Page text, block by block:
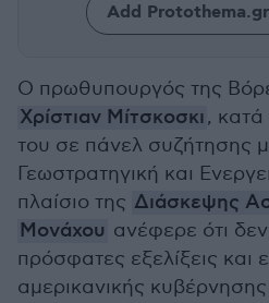
Add
Ο πρωθυπουργός της
Χρίστιαν Μίτσκοσκι,
του σε πάνελ συζήτησης
Γεωστρατηγική και
πλαίσιο της Διάσκεψης
Μονάχου ανέφερε ότι
πρόσφατες εξελίξεις και
αμερικανικής